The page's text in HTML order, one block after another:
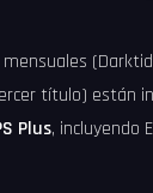
título) están
Plus, incluyendo